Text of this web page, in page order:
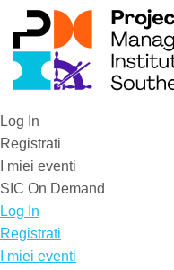
Log In
Registrati
I miei eventi
SIC On Demand
Log In
Registrati
I miei eventi